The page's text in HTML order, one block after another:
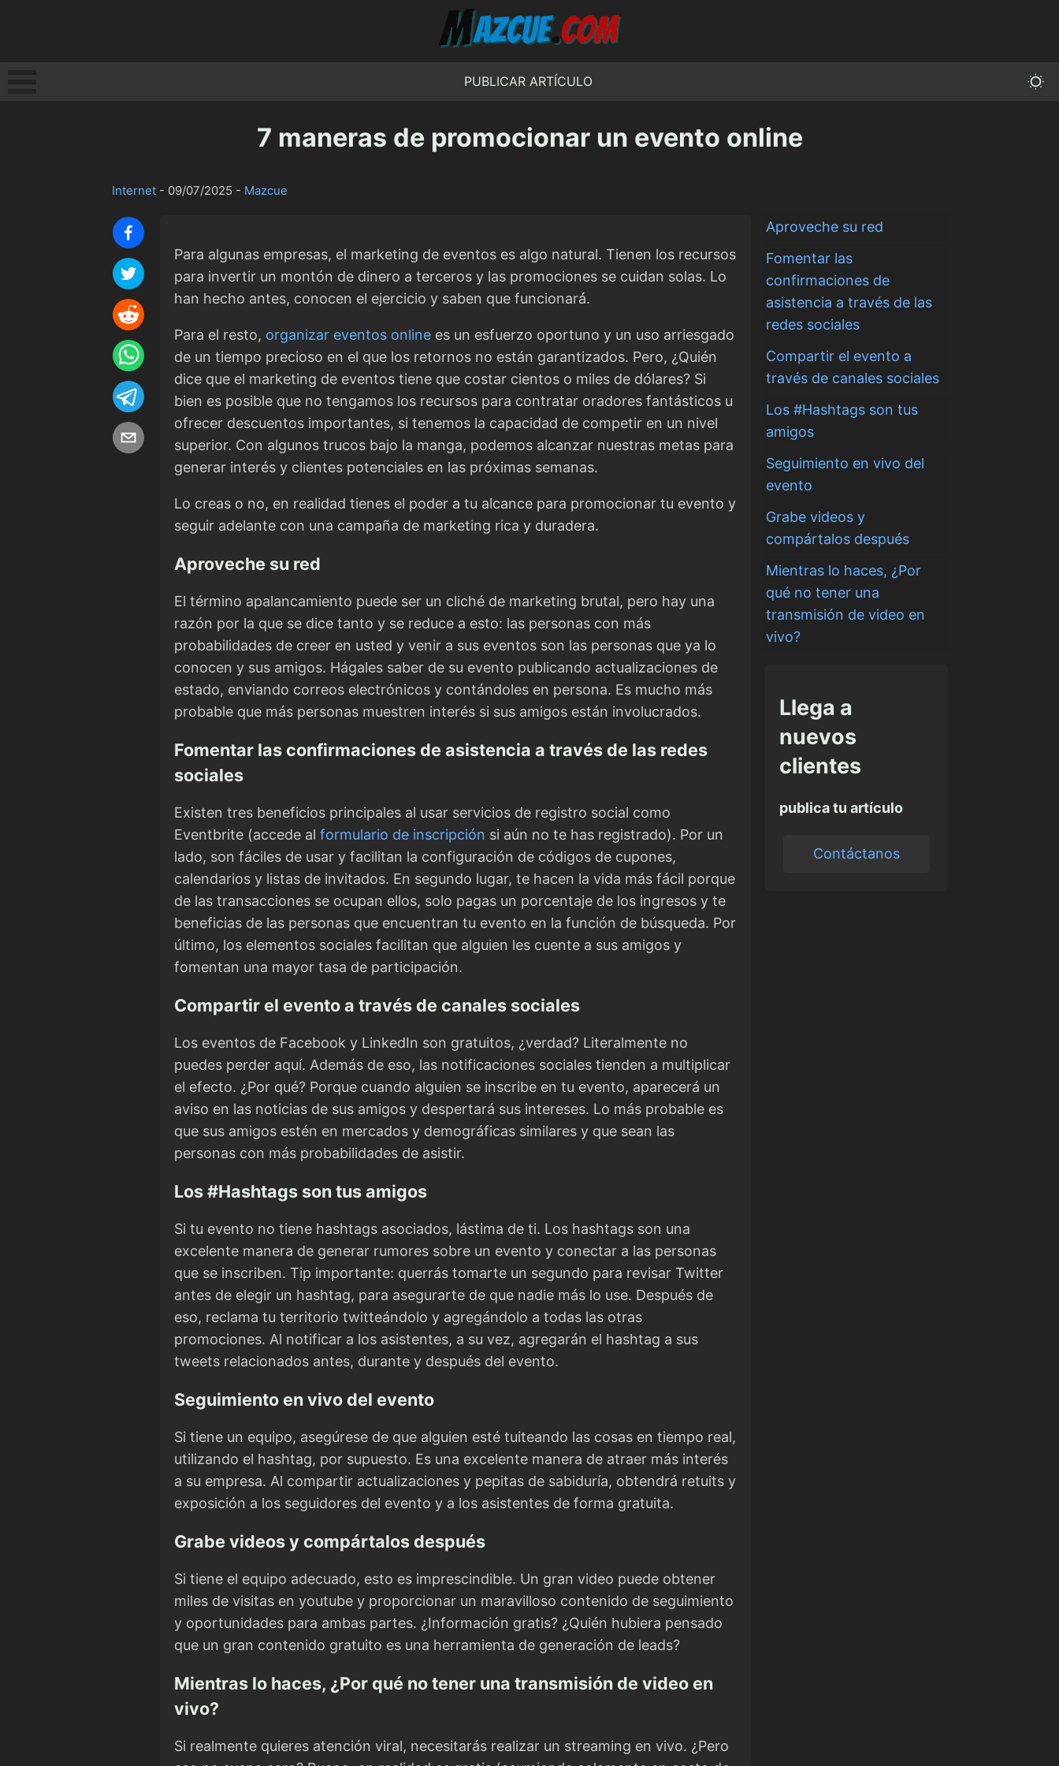
PUBLICAR ARTÍCULO
7 maneras de promocionar un evento online
Internet - 09/07/2025 - Mazcue
Para algunas empresas, el marketing de eventos es algo natural. Tienen los recursos
para invertir un montón de dinero a terceros y las promociones se cuidan solas. Lo
han hecho antes, conocen el ejercicio y saben que funcionará.
Para el resto, organizar eventos online es un esfuerzo oportuno y un uso arriesgado
de un tiempo precioso en el que los retornos no están garantizados. Pero, ¿Quién
dice que el marketing de eventos tiene que costar cientos o miles de dólares? Si
bien es posible que no tengamos los recursos para contratar oradores fantásticos u
ofrecer descuentos importantes, si tenemos la capacidad de competir en un nivel
superior. Con algunos trucos bajo la manga, podemos alcanzar nuestras metas para
generar interés y clientes potenciales en las próximas semanas.
Lo creas o no, en realidad tienes el poder a tu alcance para promocionar tu evento y
seguir adelante con una campaña de marketing rica y duradera.
Aproveche su red
El término apalancamiento puede ser un cliché de marketing brutal, pero hay una
razón por la que se dice tanto y se reduce a esto: las personas con más
probabilidades de creer en usted y venir a sus eventos son las personas que ya lo
conocen y sus amigos. Hágales saber de su evento publicando actualizaciones de
estado, enviando correos electrónicos y contándoles en persona. Es mucho más
probable que más personas muestren interés si sus amigos están involucrados.
Fomentar las confirmaciones de asistencia a través de las redes
sociales
Existen tres beneficios principales al usar servicios de registro social como
Eventbrite (accede al formulario de inscripción si aún no te has registrado). Por un
lado, son fáciles de usar y facilitan la configuración de códigos de cupones,
calendarios y listas de invitados. En segundo lugar, te hacen la vida más fácil porque
de las transacciones se ocupan ellos, solo pagas un porcentaje de los ingresos y te
beneficias de las personas que encuentran tu evento en la función de búsqueda. Por
último, los elementos sociales facilitan que alguien les cuente a sus amigos y
fomentan una mayor tasa de participación.
Compartir el evento a través de canales sociales
Los eventos de Facebook y LinkedIn son gratuitos, ¿verdad? Literalmente no
puedes perder aquí. Además de eso, las notificaciones sociales tienden a multiplicar
el efecto. ¿Por qué? Porque cuando alguien se inscribe en tu evento, aparecerá un
aviso en las noticias de sus amigos y despertará sus intereses. Lo más probable es
que sus amigos estén en mercados y demográficas similares y que sean las
personas con más probabilidades de asistir.
Los #Hashtags son tus amigos
Si tu evento no tiene hashtags asociados, lástima de ti. Los hashtags son una
excelente manera de generar rumores sobre un evento y conectar a las personas
que se inscriben. Tip importante: querrás tomarte un segundo para revisar Twitter
antes de elegir un hashtag, para asegurarte de que nadie más lo use. Después de
eso, reclama tu territorio twitteándolo y agregándolo a todas las otras
promociones. Al notificar a los asistentes, a su vez, agregarán el hashtag a sus
tweets relacionados antes, durante y después del evento.
Seguimiento en vivo del evento
Si tiene un equipo, asegúrese de que alguien esté tuiteando las cosas en tiempo real,
utilizando el hashtag, por supuesto. Es una excelente manera de atraer más interés
a su empresa. Al compartir actualizaciones y pepitas de sabiduría, obtendrá retuits y
exposición a los seguidores del evento y a los asistentes de forma gratuita.
Grabe videos y compártalos después
Si tiene el equipo adecuado, esto es imprescindible. Un gran video puede obtener
miles de visitas en youtube y proporcionar un maravilloso contenido de seguimiento
y oportunidades para ambas partes. ¿Información gratis? ¿Quién hubiera pensado
que un gran contenido gratuito es una herramienta de generación de leads?
Mientras lo haces, ¿Por qué no tener una transmisión de video en
vivo?
Si realmente quieres atención viral, necesitarás realizar un streaming en vivo. ¿Pero
Aproveche su red
Fomentar las
confirmaciones de
asistencia a través de las
redes sociales
Compartir el evento a
través de canales sociales
Los #Hashtags son tus
amigos
Seguimiento en vivo del
evento
Grabe videos y
compártalos después
Mientras lo haces, ¿Por
qué no tener una
transmisión de video en
vivo?
Llega a
nuevos
clientes
publica tu artículo
Contáctanos